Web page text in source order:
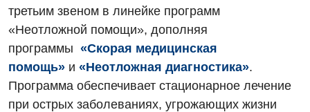
третьим звеном в линейке программ
«Неотложной помощи», дополняя
программы «Скорая медицинская
помощь» и «Неотложная диагностика».
Программа обеспечивает стационарное лечение
при острых заболеваниях, угрожающих жизни